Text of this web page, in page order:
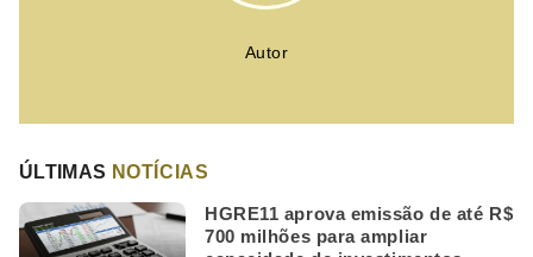
Autor
ÚLTIMAS NOTÍCIAS
HGRE11 aprova emissão de até R$
700 milhões para ampliar